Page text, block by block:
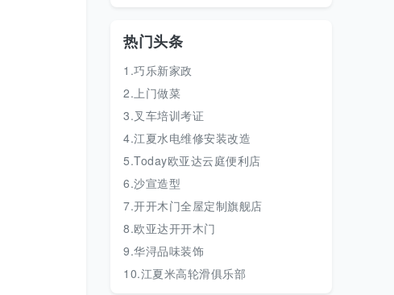
热门头条
1.巧乐新家政
2.上门做菜
3.叉车培训考证
4.江夏水电维修安装改造
5.Today欧亚达云庭便利店
6.沙宣造型
7.开开木门全屋定制旗舰店
8.欧亚达开开木门
9.华浔品味装饰
10.江夏米高轮滑俱乐部